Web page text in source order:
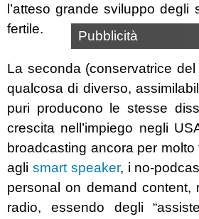
l’atteso grande sviluppo degli
fertile.
Pubblicità
La seconda (conservatrice
qualcosa di diverso,
puri producono le stesse
crescita nell’impiego negli
broadcasting ancora per
agli smart speaker, i no-
personal on demand
radio, essendo degli